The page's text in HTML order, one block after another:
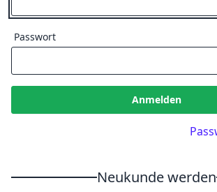
Passwort
Anmelden
Neukunde werden